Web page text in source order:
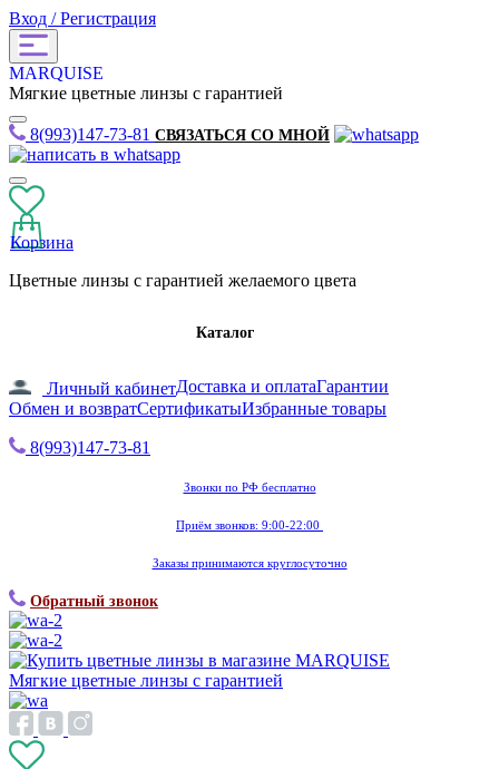
Вход / Регистрация
MARQUISE
Мягкие цветные линзы с гарантией
8(993)147-73-81 СВЯЗАТЬСЯ СО МНОЙ
Корзина
Цветные линзы с гарантией желаемого цвета
Каталог
Личный кабинетДоставка и оплатаГарантии
Обмен и возвратСертификатыИзбранные товары
8(993)147-73-81
Звонки по РФ бесплатно
Приём звонков: 9:00-22:00
Заказы принимаются круглосуточно
Обратный звонок
Мягкие цветные линзы с гарантией